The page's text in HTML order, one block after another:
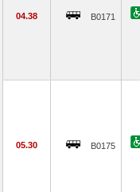
04.38 B0171
05.30 B0175